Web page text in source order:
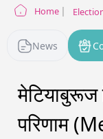
Home
News
मेटियाबुरूज
परिणाम